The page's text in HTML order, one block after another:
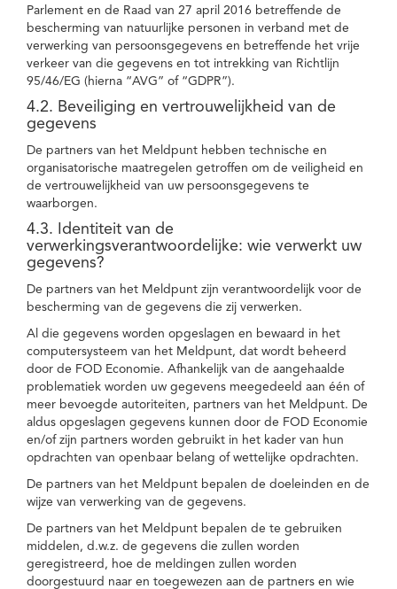
Parlement en de Raad van 27 april 2016 betreffende de
bescherming van natuurlijke personen in verband met de
verwerking van persoonsgegevens en betreffende het vrije
verkeer van die gegevens en tot intrekking van Richtlijn
95/46/EG (hierna “AVG” of “GDPR”).
4.2. Beveiliging en vertrouwelijkheid van de
gegevens
De partners van het Meldpunt hebben technische en
organisatorische maatregelen getroffen om de veiligheid en
de vertrouwelijkheid van uw persoonsgegevens te
waarborgen.
4.3. Identiteit van de
verwerkingsverantwoordelijke: wie verwerkt uw
gegevens?
De partners van het Meldpunt zijn verantwoordelijk voor de
bescherming van de gegevens die zij verwerken.
Al die gegevens worden opgeslagen en bewaard in het
computersysteem van het Meldpunt, dat wordt beheerd
door de FOD Economie. Afhankelijk van de aangehaalde
problematiek worden uw gegevens meegedeeld aan één of
meer bevoegde autoriteiten, partners van het Meldpunt. De
aldus opgeslagen gegevens kunnen door de FOD Economie
en/of zijn partners worden gebruikt in het kader van hun
opdrachten van openbaar belang of wettelijke opdrachten.
De partners van het Meldpunt bepalen de doeleinden en de
wijze van verwerking van de gegevens.
De partners van het Meldpunt bepalen de te gebruiken
middelen, d.w.z. de gegevens die zullen worden
geregistreerd, hoe de meldingen zullen worden
doorgestuurd naar en toegewezen aan de partners en wie